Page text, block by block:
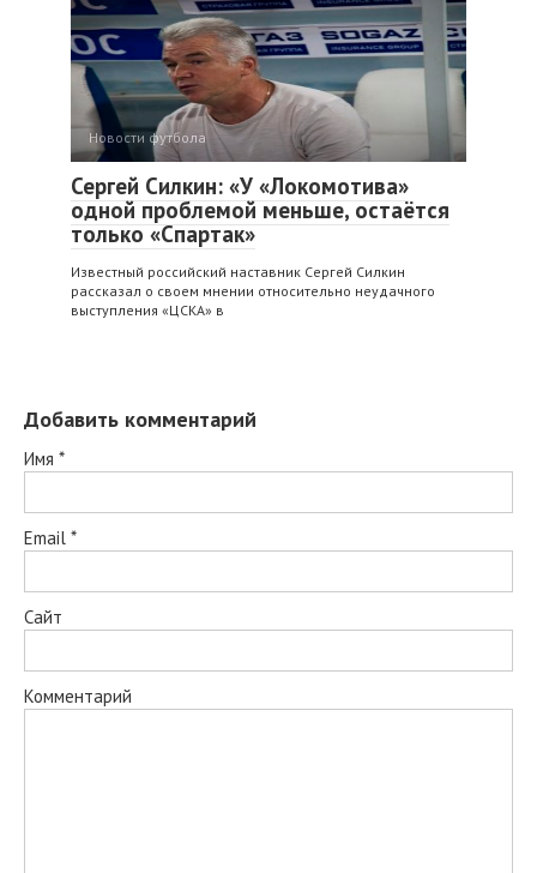
Новости футбола
Сергей Силкин: «У «Локомотива»
одной проблемой меньше, остаётся
только «Спартак»
Известный российский наставник Сергей Силкин
рассказал о своем мнении относительно неудачного
выступления «ЦСКА» в
Добавить комментарий
Имя *
Email *
Сайт
Комментарий